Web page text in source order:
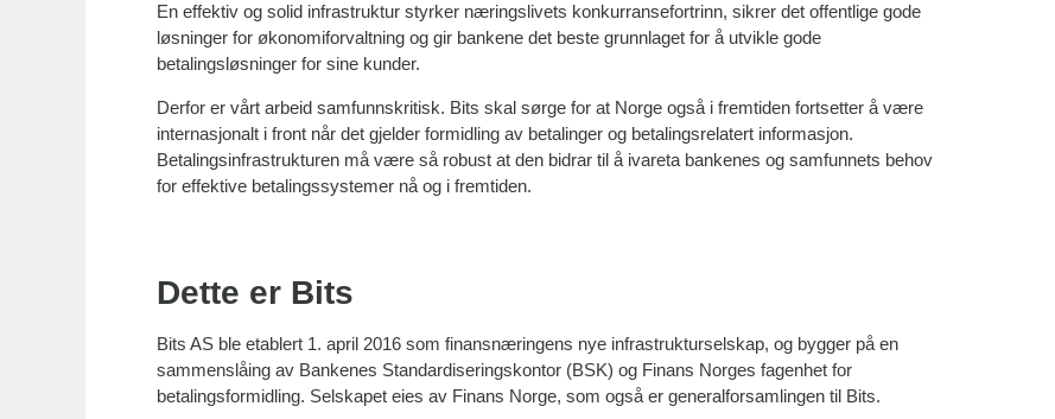
En effektiv og solid infrastruktur styrker næringslivets konkurransefortrinn, sikrer det offentlige gode
løsninger for økonomiforvaltning og gir bankene det beste grunnlaget for å utvikle gode
betalingsløsninger for sine kunder.
Derfor er vårt arbeid samfunnskritisk. Bits skal sørge for at Norge også i fremtiden fortsetter å være
internasjonalt i front når det gjelder formidling av betalinger og betalingsrelatert informasjon.
Betalingsinfrastrukturen må være så robust at den bidrar til å ivareta bankenes og samfunnets behov
for effektive betalingssystemer nå og i fremtiden.
Dette er Bits
Bits AS ble etablert 1. april 2016 som finansnæringens nye infrastrukturselskap, og bygger på en
sammenslåing av Bankenes Standardiseringskontor (BSK) og Finans Norges fagenhet for
betalingsformidling. Selskapet eies av Finans Norge, som også er generalforsamlingen til Bits.